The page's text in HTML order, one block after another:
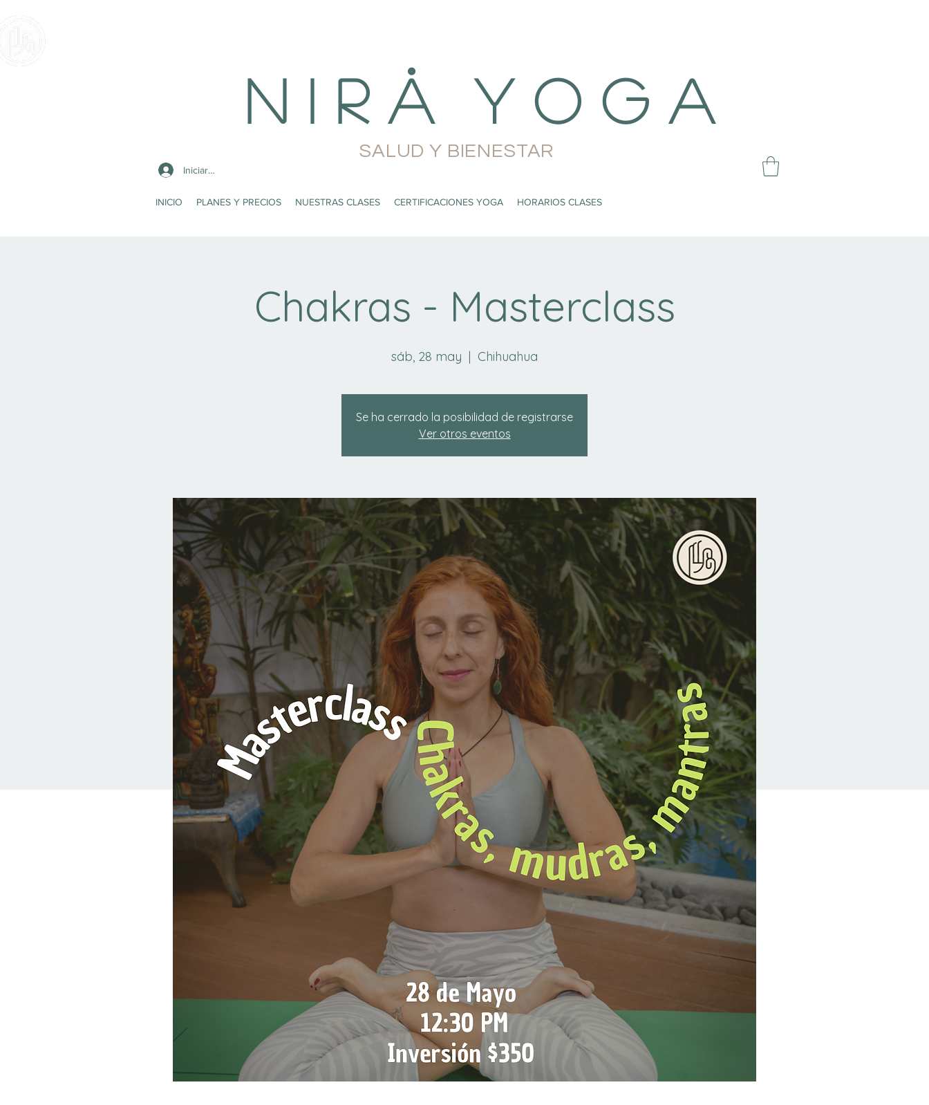
N i r å Y o g a
Iniciar sesión
INICIO PLANES Y PRECIOS NUESTRAS CLASES CERTIFICACIONES YOGA HORARIOS CLASES
SALUD Y BIENESTAR
Chakras - Masterclass
sáb, 28 may
  |
Chihuahua
Se ha cerrado la posibilidad de registrarse
Ver otros eventos